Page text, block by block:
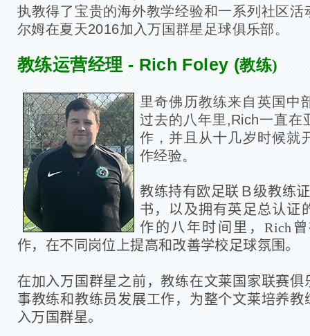
执教得了宝贵的海外教学经验和一系列社区活
尔姆在夏天2016加入万国群星足球俱乐部。
教练运营经理 - Rich Foley (教练)
里奇佛历教练来自英国中
过去的八年里,Rich一直在
作，并且从十几岁时候就
作经验。
教练持有欧足联Ｂ级教练
书，以及拥有英足总认证
作的八年时间里，Rich
作，在不同岗位上提高和改善学校足球氛围。
在加入万国群星之前，教练在文莱国家联赛
事教练和教练员发展工作，为整个文莱培养
入万国群星。